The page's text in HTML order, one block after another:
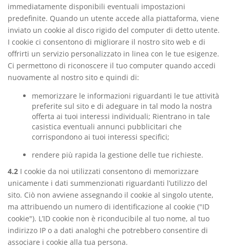
immediatamente disponibili eventuali impostazioni
predefinite. Quando un utente accede alla piattaforma, viene
inviato un cookie al disco rigido del computer di detto utente.
I cookie ci consentono di migliorare il nostro sito web e di
offrirti un servizio personalizzato in linea con le tue esigenze.
Ci permettono di riconoscere il tuo computer quando accedi
nuovamente al nostro sito e quindi di:
memorizzare le informazioni riguardanti le tue attività
preferite sul sito e di adeguare in tal modo la nostra
offerta ai tuoi interessi individuali; Rientrano in tale
casistica eventuali annunci pubblicitari che
corrispondono ai tuoi interessi specifici;
rendere più rapida la gestione delle tue richieste.
4.2 I cookie da noi utilizzati consentono di memorizzare
unicamente i dati summenzionati riguardanti l’utilizzo del
sito. Ciò non avviene assegnando il cookie al singolo utente,
ma attribuendo un numero di identificazione al cookie ("ID
cookie"). L’ID cookie non è riconducibile al tuo nome, al tuo
indirizzo IP o a dati analoghi che potrebbero consentire di
associare i cookie alla tua persona.